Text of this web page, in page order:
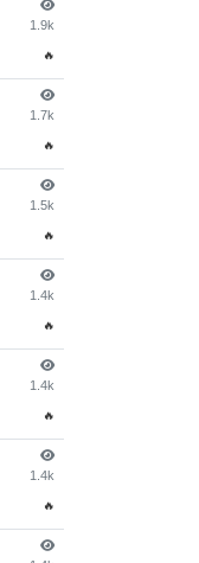
1.9k
🔥
1.7k
🔥
1.5k
🔥
1.4k
🔥
1.4k
🔥
1.4k
🔥